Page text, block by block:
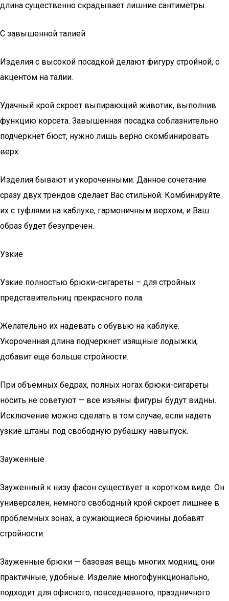
длина существенно скрадывает лишние сантиметры.
С завышенной талией
Изделия с высокой посадкой делают фигуру стройной, с
акцентом на талии.
Удачный крой скроет выпирающий животик, выполнив
функцию корсета. Завышенная посадка соблазнительно
подчеркнет бюст, нужно лишь верно скомбинировать
верх.
Изделия бывают и укороченными. Данное сочетание
сразу двух трендов сделает Вас стильной. Комбинируйте
их с туфлями на каблуке, гармоничным верхом, и Ваш
образ будет безупречен.
Узкие
Узкие полностью брюки-сигареты – для стройных
представительниц прекрасного пола.
Желательно их надевать с обувью на каблуке.
Укороченная длина подчеркнет изящные лодыжки,
добавит еще больше стройности.
При объемных бедрах, полных ногах брюки-сигареты
носить не советуют — все изъяны фигуры будут видны.
Исключение можно сделать в том случае, если надеть
узкие штаны под свободную рубашку навыпуск.
Зауженные
Зауженный к низу фасон существует в коротком виде. Он
универсален, немного свободный крой скроет лишнее в
проблемных зонах, а сужающиеся брючины добавят
стройности.
Зауженные брюки — базовая вещь многих модниц, они
практичные, удобные. Изделие многофункционально,
подходит для офисного, повседневного, праздничного